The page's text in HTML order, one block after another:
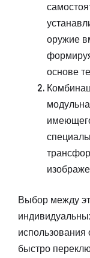
оружие
основе
Выбор между
использования
быстро